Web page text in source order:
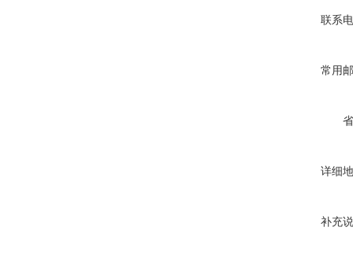
联系
常用
详细
补充